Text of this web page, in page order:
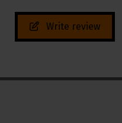
Write review